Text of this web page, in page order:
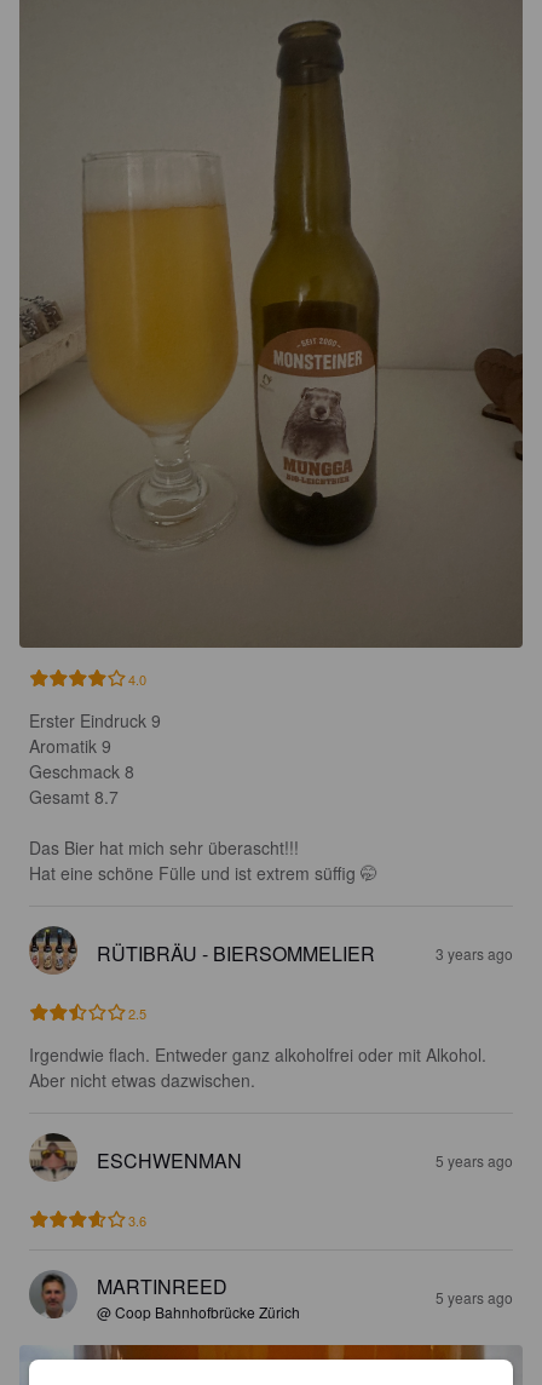
4.0
Erster Eindruck 9
Aromatik 9
Geschmack 8
Gesamt 8.7
Das Bier hat mich sehr überascht!!!
Hat eine schöne Fülle und ist extrem süffig 🤭
RÜTIBRÄU - BIERSOMMELIER 3 years ago
2.5
Irgendwie flach. Entweder ganz alkoholfrei oder mit Alkohol.
Aber nicht etwas dazwischen.
ESCHWENMAN 5 years ago
3.6
MARTINREED
@ Coop Bahnhofbrücke Zürich
5 years ago